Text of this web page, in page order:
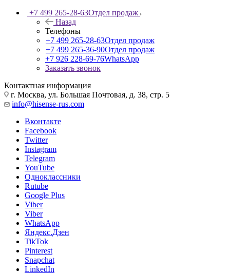
+7 499 265-28-63Отдел продаж
Назад
Телефоны
+7 499 265-28-63Отдел продаж
+7 499 265-36-90Отдел продаж
+7 926 228-69-76WhatsApp
Заказать звонок
Контактная информация
г. Москва, ул. Большая Почтовая, д. 38, стр. 5
info@hisense-rus.com
Вконтакте
Facebook
Twitter
Instagram
Telegram
YouTube
Одноклассники
Rutube
Google Plus
Viber
Viber
WhatsApp
Яндекс.Дзен
TikTok
Pinterest
Snapchat
LinkedIn